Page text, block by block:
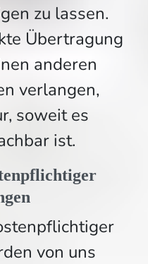
zu lassen.
Übertragung
anderen
verlangen,
soweit es
ist.
von uns